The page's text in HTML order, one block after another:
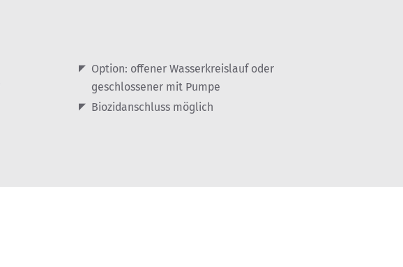
Option: offener Wasserkreislauf oder
geschlossener mit Pumpe
Biozidanschluss möglich